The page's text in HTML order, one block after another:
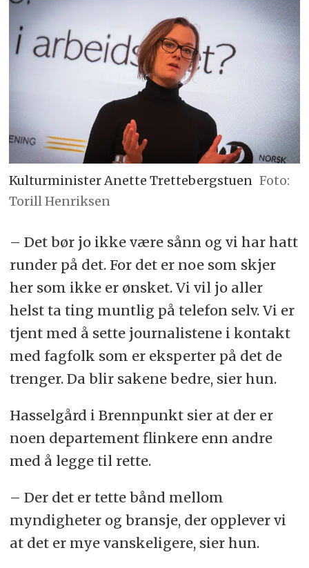
Kulturminister Anette Trettebergstuen Foto:
Torill Henriksen
– Det bør jo ikke være sånn og vi har hatt
runder på det. For det er noe som skjer
her som ikke er ønsket. Vi vil jo aller
helst ta ting muntlig på telefon selv. Vi er
tjent med å sette journalistene i kontakt
med fagfolk som er eksperter på det de
trenger. Da blir sakene bedre, sier hun.
Hasselgård i Brennpunkt sier at der er
noen departement flinkere enn andre
med å legge til rette.
– Der det er tette bånd mellom
myndigheter og bransje, der opplever vi
at det er mye vanskeligere, sier hun.